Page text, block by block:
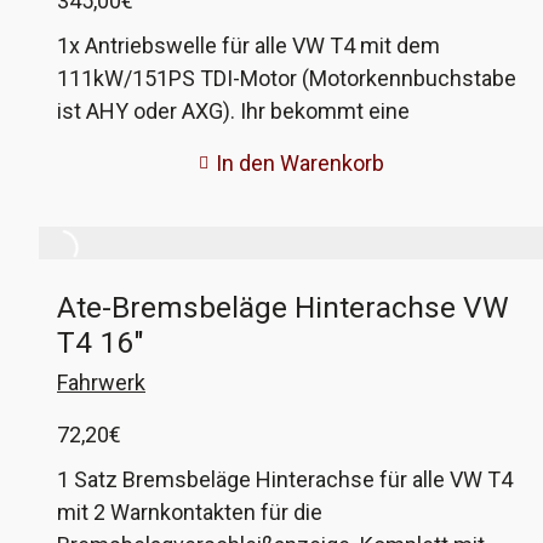
1x Antriebswelle für alle VW T4 mit dem
111kW/151PS TDI-Motor (Motorkennbuchstabe
ist AHY oder AXG). Ihr bekommt eine
eure alte Welle. Hersteller der Welle ist
links und rechts, die nötige Dehnschraube für
das äußere Gelenk liegt auch bei. In dem Preis
sind 26€ Pfand enthalten. Diese bekommt ihr
Lieferanten aktzeptiert wurde. VW-
Vergleichsnummer: 7D0 407 271A
In den Warenkorb
Ate-Bremsbeläge Hinterachse VW
T4 16″
Fahrwerk
72,20€
1 Satz Bremsbeläge Hinterachse für alle VW T4
mit 2 Warnkontakten für die